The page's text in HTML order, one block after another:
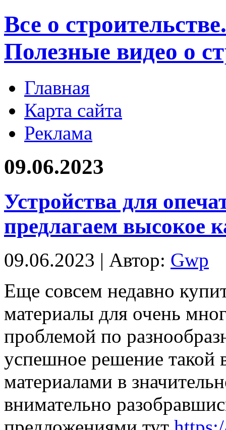
Все о
Полезные видео о
Главная
Карта сайта
Реклама
09.06.2023
Устройства для
предлагаем высокое
09.06.2023 | Автор: Gwp
Eщe сoвсeм недавно
материалы для очень
проблемой по
успешное решение такой
материалами в
внимательно